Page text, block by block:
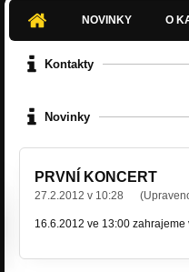
NOVINKY O
Kontakty
Novinky
PRVNÍ KONCERT
27.2.2012 v 10:28
16.6.2012 ve 13:00